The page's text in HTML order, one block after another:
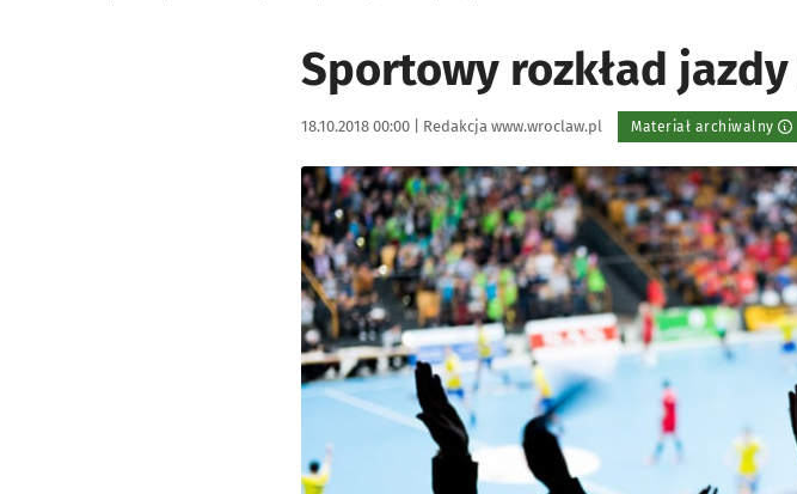
Sportowy rozkład
Data publikacji:
18.10.2018 00:00 | Autor:
Redakcja www.wroclaw.pl Materiał archiwalny
Kliknij, aby powiększyć